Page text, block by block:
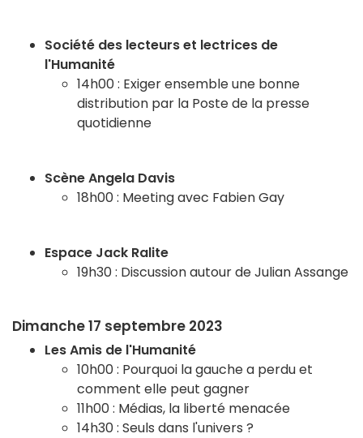
Société des lecteurs et lectrices de
l'Humanité
14h00 : Exiger ensemble une bonne
distribution par la Poste de la presse
quotidienne
Scène Angela Davis
18h00 : Meeting avec Fabien Gay
Espace Jack Ralite
19h30 : Discussion autour de Julian Assange
Dimanche 17 septembre 2023
Les Amis de l'Humanité
10h00 : Pourquoi la gauche a perdu et
comment elle peut gagner
11h00 : Médias, la liberté menacée
14h30 : Seuls dans l'univers ?